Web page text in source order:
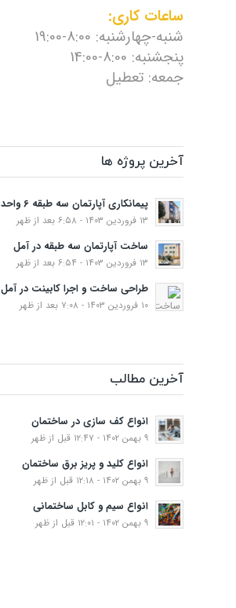
ساعات کاری:
شنبه-چهارشنبه: 8:00-19:00
پنجشنبه: 8:00-14:00
جمعه: تعطیل
آخرین پروژه ها
پیمانکاری آپارتمان سه طبقه 6 واحد در آمل
۱۳ فروردین ۱۴۰۳ - ۶:۵۸ بعد از ظهر
ساخت آپارتمان سه طبقه در آمل
۱۳ فروردین ۱۴۰۳ - ۶:۵۴ بعد از ظهر
طراحی ساخت و اجرا کابینت در آمل
۱۰ فروردین ۱۴۰۳ - ۷:۰۸ بعد از ظهر
آخرین مطالب
انواع کف‌ سازی در ساختمان
۹ بهمن ۱۴۰۲ - ۱۲:۴۷ قبل از ظهر
انواع کلید و پریز برق ساختمان
۹ بهمن ۱۴۰۲ - ۱۲:۱۸ قبل از ظهر
انواع سیم و کابل ساختمانی
۹ بهمن ۱۴۰۲ - ۱۲:۰۱ قبل از ظهر